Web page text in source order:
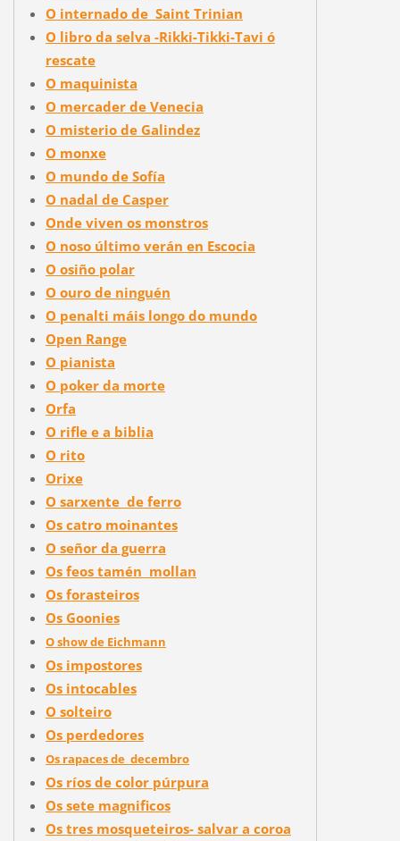
O internado de Saint Trinian
O libro da selva -Rikki-Tikki-Tavi ó
rescate
O maquinista
O mercader de Venecia
O misterio de Galindez
O monxe
O mundo de Sofía
O nadal de Casper
Onde viven os monstros
O noso último verán en Escocia
O osiño polar
O ouro de ninguén
O penalti máis longo do mundo
Open Range
O pianista
O poker da morte
Orfa
O rifle e a biblia
O rito
Orixe
O sarxente de ferro
Os catro moinantes
O señor da guerra
Os feos tamén mollan
Os forasteiros
Os Goonies
O show de Eichmann
Os impostores
Os intocables
O solteiro
Os perdedores
Os rapaces de decembro
Os ríos de color púrpura
Os sete magnificos
Os tres mosqueteiros- salvar a coroa